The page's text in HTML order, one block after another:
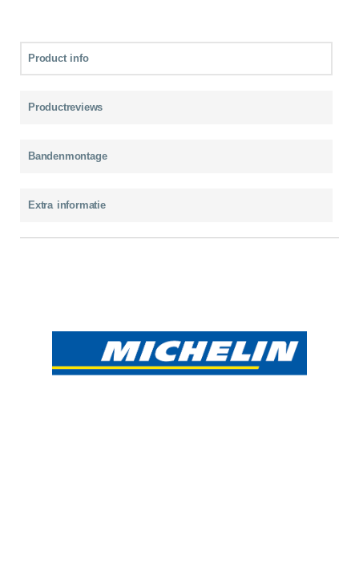
Product info
Productreviews
Bandenmontage
Extra informatie